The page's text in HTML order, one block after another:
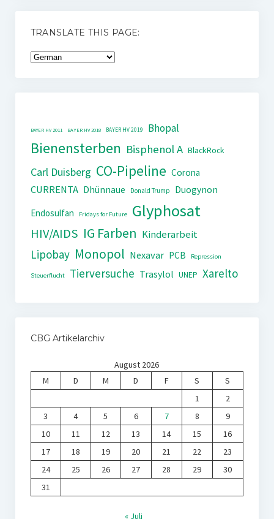
TRANSLATE THIS PAGE:
BAYER HV 2011 BAYER HV 2018 BAYER HV 2019 Bhopal
Bienensterben Bisphenol A BlackRock
Carl Duisberg CO-Pipeline Corona
CURRENTA Dhünnaue Donald Trump
Duogynon
Endosulfan
Fridays for Future Glyphosat
HIV/AIDS IG Farben Kinderarbeit
Lipobay Monopol Nexavar PCB Repression
Steuerflucht Tierversuche Trasylol UNEP Xarelto
CBG Artikelarchiv
August 2026
M
D M D F S
S
1
2
3
4 5 6 7 8
9
10
11 12 13 14 15
16
17
18 19 20 21 22
23
24
25 26 27 28 29
30
31
« Juli